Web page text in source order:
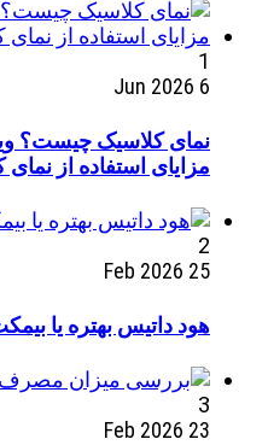
1
6 Jun 2026
نمای کلاسیک چیست؟
مزایای استفاده از
2
25 Feb 2026
هود داتیس بهتره یا
3
23 Feb 2026